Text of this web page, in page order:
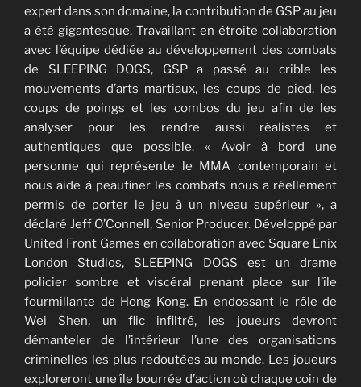
expert dans son domaine, la contribution de GSP au jeu
a été gigantesque. Travaillant en étroite collaboration
avec l’équipe dédiée au développement des combats
de SLEEPING DOGS, GSP a passé au crible les
mouvements d’arts martiaux, les coups de pied, les
coups de poings et les combos du jeu afin de les
analyser pour les rendre aussi réalistes et
authentiques que possible. « Avoir à bord une
personne qui représente le MMA contemporain et
nous aide à peaufiner les combats nous a réellement
permis de porter le jeu à un niveau supérieur », a
déclaré Jeff O’Connell, Senior Producer. Développé par
United Front Games en collaboration avec Square Enix
London Studios, SLEEPING DOGS est un drame
policier sombre et viscéral prenant place sur l’île
fourmillante de Hong Kong. En endossant le rôle de
Wei Shen, un flic infiltré, les joueurs devront
démanteler de l’intérieur l’une des organisations
criminelles les plus redoutées au monde. Les joueurs
exploreront une île bourrée d’action où chaque coin de